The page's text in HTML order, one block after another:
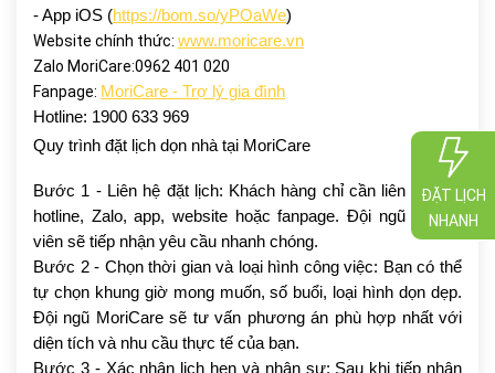
- App iOS (https://bom.so/yPOaWe)
Website chính thức: www.moricare.vn
Zalo MoriCare:0962 401 020
Fanpage: MoriCare - Trợ lý gia đình
Hotline: 1900 633 969
Quy trình đặt lịch dọn nhà tại MoriCare
Bước 1 - Liên hệ đặt lịch: Khách hàng chỉ cần liên hệ qua
hotline, Zalo, app, website hoặc fanpage. Đội ngũ tư vấn
viên sẽ tiếp nhận yêu cầu nhanh chóng.
Bước 2 - Chọn thời gian và loại hình công việc: Bạn có thể
tự chọn khung giờ mong muốn, số buổi, loại hình dọn dẹp.
Đội ngũ MoriCare sẽ tư vấn phương án phù hợp nhất với
diện tích và nhu cầu thực tế của bạn.
Bước 3 - Xác nhận lịch hẹn và nhân sự: Sau khi tiếp nhận
ĐẶT LỊCH
NHANH